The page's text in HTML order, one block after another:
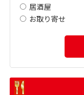
居酒屋
お取り寄せ